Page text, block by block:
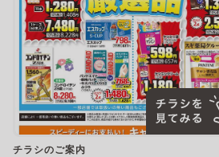
チラシのご案内